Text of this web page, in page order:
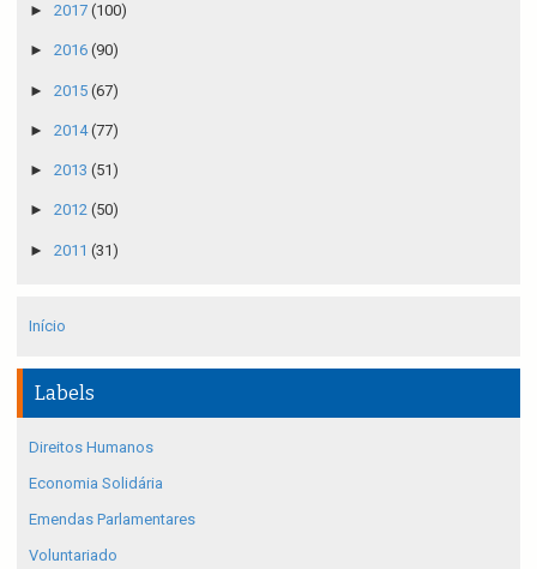
► 2017 (100)
► 2016 (90)
► 2015 (67)
► 2014(77)
► 2013 (51)
► 2012 (50)
► 2011 (31)
Início
Labels
Direitos Humanos
Economia Solidária
Emendas Parlamentares
Voluntariado